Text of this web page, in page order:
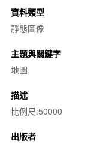
資料類型
靜態圖像
主題與關鍵字
地圖
描述
比例尺:50000
出版者